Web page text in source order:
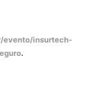
evento/insurtech-
.